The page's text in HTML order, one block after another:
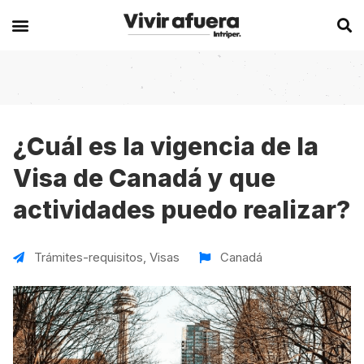
Secciones
Becas
Historias de viajeros
Intercambios
Voluntariados
Work
Europa
Alemania
Bélgica
Chipre
Irlanda
Italia
Experiencias en el extranjero
Australia
Canadá
España
Nueva Zelanda
¿Cuál es la vigencia de la
Visa de Canadá y que
actividades puedo realizar?
Trámites-requisitos, Visas Canadá